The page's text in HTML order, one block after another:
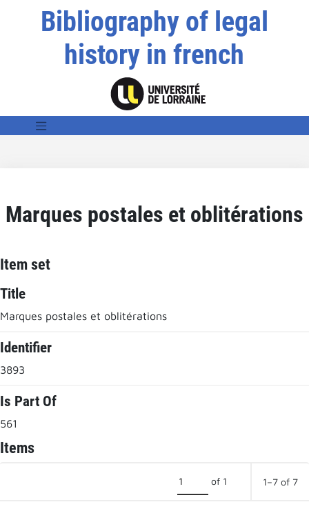
Bibliography of legal
history in french
Marques postales et oblitérations
Item set
Title
Marques postales et oblitérations
Identifier
3893
Is Part Of
561
Items
of 1 1–7 of 7